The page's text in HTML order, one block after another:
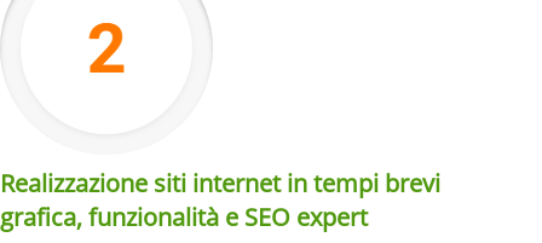
Realizzazione siti internet in tempi brevi
grafica, funzionalità e SEO expert